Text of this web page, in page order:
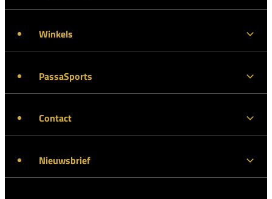
Winkels
PassaSports
Contact
Nieuwsbrief